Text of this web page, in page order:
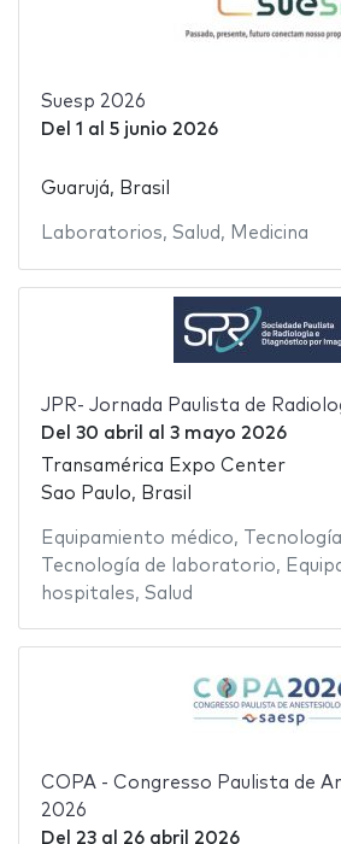
Suesp 2026
Del 1 al 5 junio 2026
Guarujá, Brasil
Laboratorios, Salud , Medicina
JPR- Jornada Paulista de
Del 30 abril al 3 mayo 2026
Transamérica Expo Center
Sao Paulo, Brasil
Equipamiento médico,
Tecnología de laboratorio,
hospitales, Salud
COPA - Congresso Paulista de
2026
Del 23al 26 abril 2026